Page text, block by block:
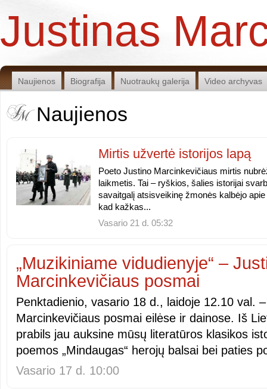
Justinas
Naujienos Biografija Nuotraukų galerija Video archyvas
Naujienos
Mirtis užvertė istorijos lapą
Poeto Justino Marcinkevičiaus mirtis
laikmetis. Tai – ryškios, šalies istorijai
savaitgalį atsisveikinę žmonės kalbėjo
kad kažkas...
Vasario 21 d. 05:32
„Muzikiniame vidudienyje“ –
Marcinkevičiaus posmai
Penktadienio, vasario 18 d., laidoje 12.10 val.
Marcinkevičiaus posmai eilėse ir dainose. Iš
prabils jau auksine mūsų literatūros klasikos
poemos „Mindaugas“ herojų balsai bei paties
Vasario 17 d. 10:00